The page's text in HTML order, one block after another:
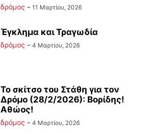
δρόμος - 11 Μαρτίου, 2026
Έγκλημα και Τραγωδία
δρόμος - 4 Μαρτίου, 2026
Το σκίτσο του Στάθη για τον
Δρόμο (28/2/2026): Βορίδης!
Αθώος!
δρόμος - 4 Μαρτίου, 2026